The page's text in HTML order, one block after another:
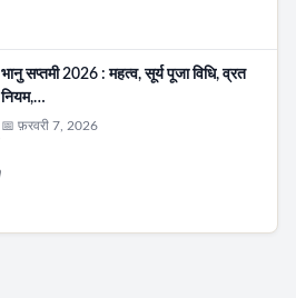
भानु सप्तमी 2026 : महत्व, सूर्य पूजा विधि, व्रत
नियम,…
📅 फ़रवरी 7, 2026